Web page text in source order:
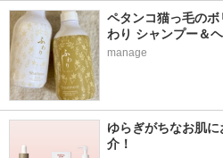
ペタンコ猫っ毛の
わり シャンプー＆
manage
ゆらぎがちなお肌
介！